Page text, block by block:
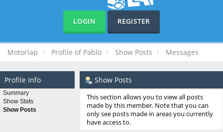
LOGIN REGISTER
Motorlap Profile of Pablo Show Posts Messages
Profile Info
Summary
Show Stats
Show Posts
Show Posts
This section allows you to view all posts
made by this member. Note that you can
only see posts made in areas you currently
have access to.